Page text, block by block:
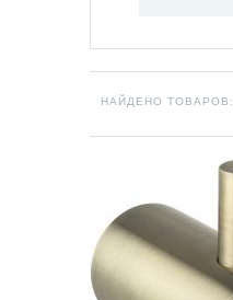
НАЙДЕНО ТОВАРОВ: